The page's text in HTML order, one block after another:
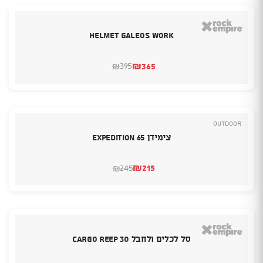
helmet galeos work
₪395
המחיר₪365
המחיר
Outdoor
צימידן Expedition 65
₪245
המחיר₪215
המחיר
סל לכלים ולחבל 30 CARGO REEP